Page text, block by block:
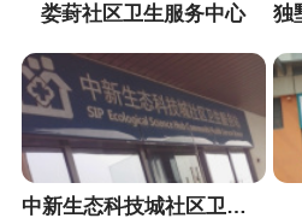
娄葑社区卫生服务中心
中新生态科技城社区卫生服务站